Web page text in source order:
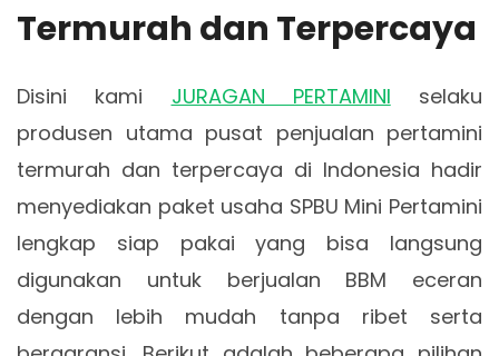
Termurah dan Terpercaya
Disini kami JURAGAN PERTAMINI selaku
produsen utama pusat penjualan pertamini
termurah dan terpercaya di Indonesia hadir
menyediakan paket usaha SPBU Mini Pertamini
lengkap siap pakai yang bisa langsung
digunakan untuk berjualan BBM eceran
dengan lebih mudah tanpa ribet serta